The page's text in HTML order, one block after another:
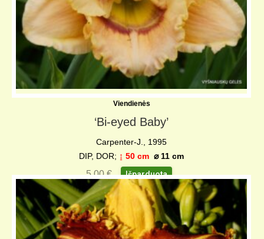
Viendienės
‘Bi-eyed Baby’
Carpenter-J., 1995
DIP, DOR; ↨ 50 cm ⌀ 11 cm
5,00€ Išparduota